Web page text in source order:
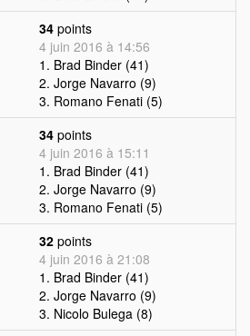
34 points
4 juin 2016 à 14:56
1. Brad Binder (41)
2. Jorge Navarro (9)
3. Romano Fenati (5)
34 points
4 juin 2016 à 15:11
1. Brad Binder (41)
2. Jorge Navarro (9)
3. Romano Fenati (5)
32 points
4 juin 2016 à 21:08
1. Brad Binder (41)
2. Jorge Navarro (9)
3. Nicolo Bulega (8)